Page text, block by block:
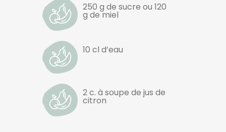
250 g de sucre ou 120
g de miel
10 cl d’eau
2 c. à soupe de jus de
citron